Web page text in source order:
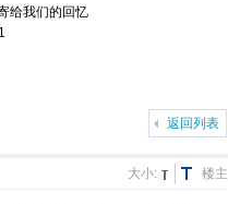
给我们的回忆
返回列表
楼主
大小: